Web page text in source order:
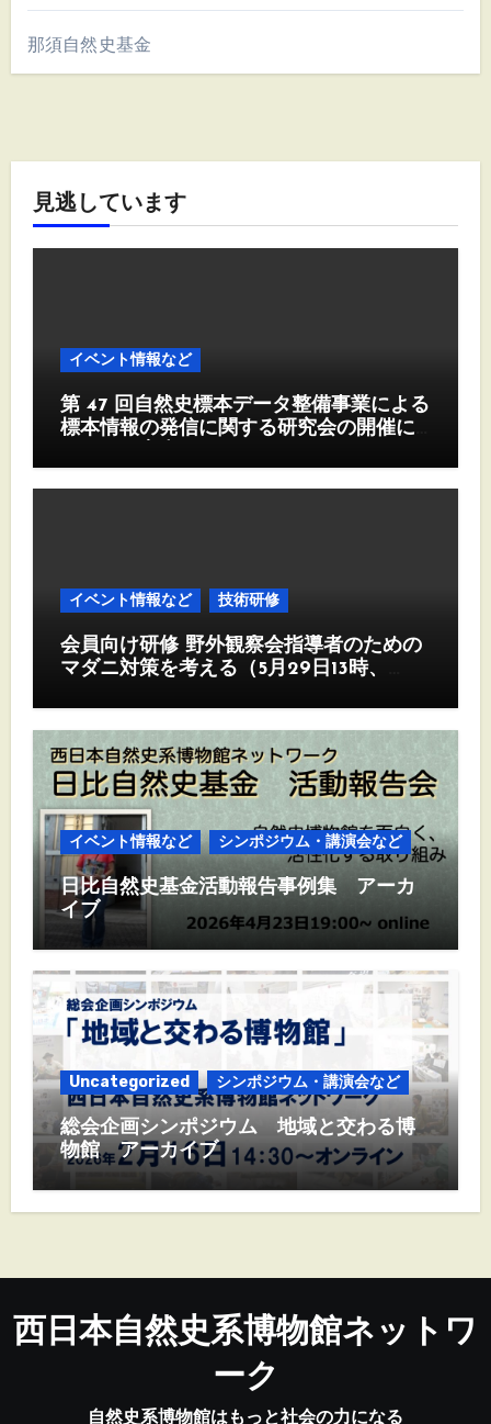
那須自然史基金
見逃しています
イベント情報など
第 47 回自然史標本データ整備事業による
標本情報の発信に関する研究会の開催に
イベント情報など 技術研修
会員向け研修 野外観察会指導者のための
マダニ対策を考える（5月29日13時、
イベント情報など シンポジウム・講演会など
日比自然史基金活動報告事例集 アーカ
イブ
Uncategorized シンポジウム・講演会など
総会企画シンポジウム 地域と交わる博
物館 アーカイブ
西日本自然史系博物館ネットワ
ーク
自然史系博物館はもっと社会の力になる